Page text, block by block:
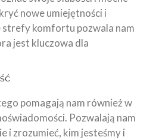
nowe umiejętności i
strefy komfortu pozwala nam
jest kluczowa dla
pomagają nam również w
Pozwalają nam
i zrozumieć, kim jesteśmy i